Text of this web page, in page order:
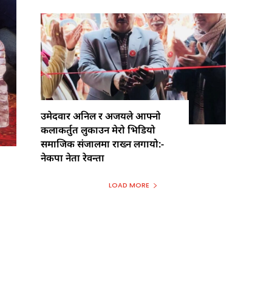
उमेदवार अनिल र अजयले आफ्नो
कलाकर्तुत लुकाउन मेरो भिडियो
समाजिक संजालमा राख्न लगायो:-
नेकपा नेता रेवन्ता
LOAD MORE